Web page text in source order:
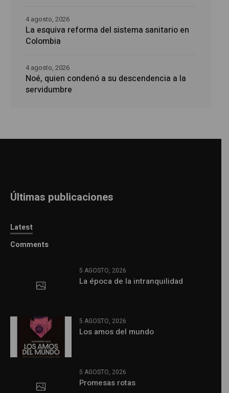
La esquiva reforma del sistema sanitario en
Colombia
4 agosto, 2026
Noé, quien condenó a su descendencia a la
servidumbre
4 agosto, 2026
Últimas publicaciones
Latest
Comments
5 AGOSTO, 2026
La época de la intranquilidad
5 AGOSTO, 2026
Los amos del mundo
5 AGOSTO, 2026
Promesas rotas